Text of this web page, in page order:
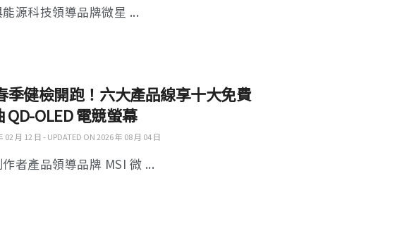
源科技領導品牌微星 ...
季健檢開跑！六大產品線享十大免費
QD-OLED 電競螢幕
02 月 12 日 - UPDATED ON 2026 年 08 月 04 日
者產品領導品牌 MSI 微 ...